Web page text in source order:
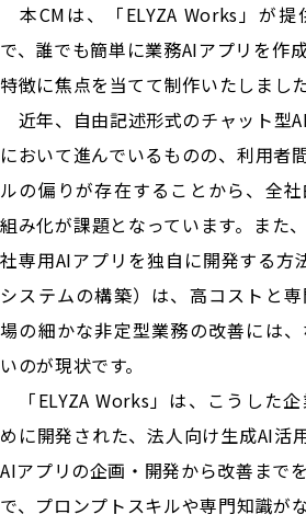
本CMは、「ELYZA Works」が
で、誰でも簡単に業務AIアプリを作
特徴に焦点を当てて制作いたしました
近年、自由記述形式のチャット型
において進んでいるものの、利用者
ルの偏りが存在することから、全
組み化が課題となっています。また
社専用AIアプリを独自に開発する方
システムの構築）は、高コストと
場の細かな非定型業務の改善には
いのが現状です。
「ELYZA Works」は、こうした
めに開発された、法人向け生成AI活
AIアプリの企画・開発から改善まで
で、プロンプトスキルや専門知識が